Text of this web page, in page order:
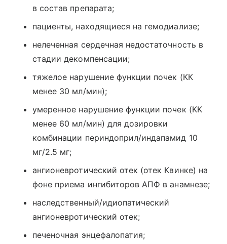
в состав препарата;
пациенты, находящиеся на гемодиализе;
нелеченная сердечная недостаточность в
стадии декомпенсации;
тяжелое нарушение функции почек (КК
менее 30 мл/мин);
умеренное нарушение функции почек (КК
менее 60 мл/мин) для дозировки
комбинации периндоприл/индапамид 10
мг/2.5 мг;
ангионевротический отек (отек Квинке) на
фоне приема ингибиторов АПФ в анамнезе;
наследственный/идиопатический
ангионевротический отек;
печеночная энцефалопатия;